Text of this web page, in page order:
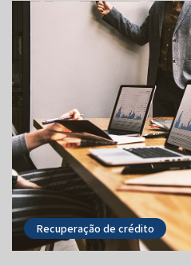
Recuperação de crédito